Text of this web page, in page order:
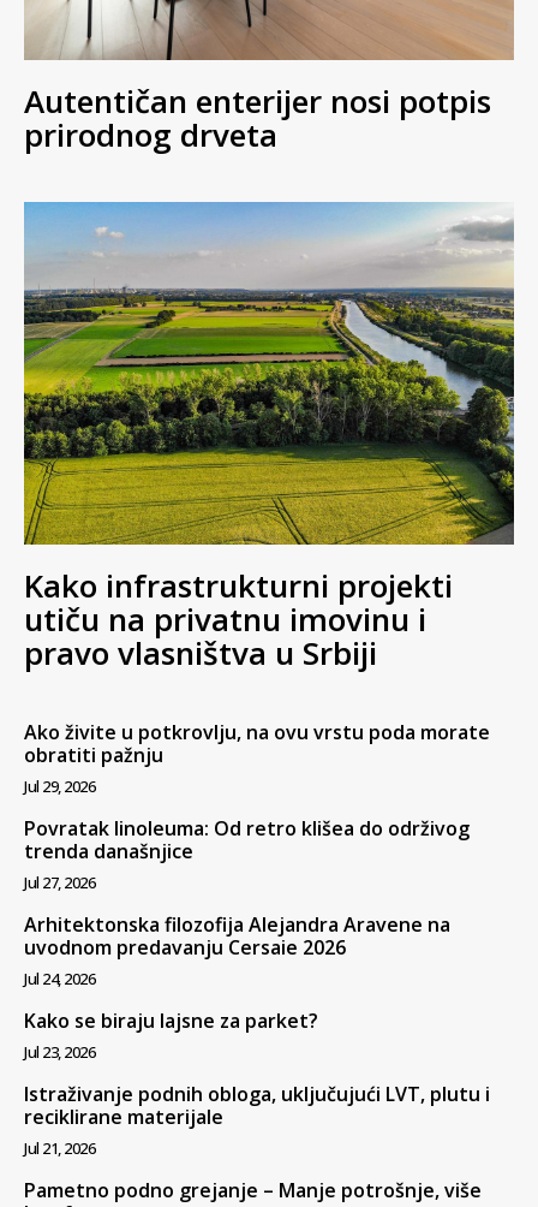
Autentičan enterijer nosi potpis
prirodnog drveta
Kako infrastrukturni projekti
utiču na privatnu imovinu i
pravo vlasništva u Srbiji
Ako živite u potkrovlju, na ovu vrstu poda morate
obratiti pažnju
Jul 29, 2026
Povratak linoleuma: Od retro klišea do održivog
trenda današnjice
Jul 27, 2026
Arhitektonska filozofija Alejandra Aravene na
uvodnom predavanju Cersaie 2026
Jul 24, 2026
Kako se biraju lajsne za parket?
Jul 23, 2026
Istraživanje podnih obloga, uključujući LVT, plutu i
reciklirane materijale
Jul 21, 2026
Pametno podno grejanje – Manje potrošnje, više